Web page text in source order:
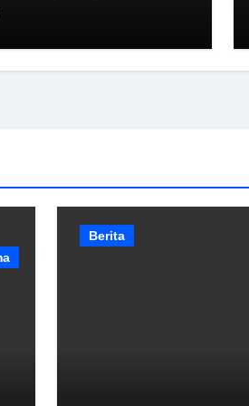
Sampang
Berita